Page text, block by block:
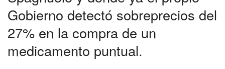
Gobierno detectó sobreprecios del
27% en la compra de un
medicamento puntual.